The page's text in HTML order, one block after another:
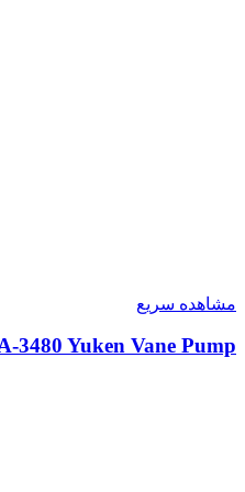
مشاهده سریع
3480 Yuken Vane Pump